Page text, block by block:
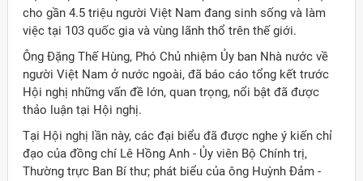
Việt Nam ở nước ngoài
cho gần 4.5 triệu người Việt Nam đang sinh sống và làm
việc tại 103 quốc gia và vùng lãnh thổ trên thế giới.
Ông Đặng Thế Hùng, Phó Chủ nhiệm Ủy ban Nhà nước về
người Việt Nam ở nước ngoài, đã báo cáo tổng kết trước
Hội nghị những vấn đề lớn, quan trọng, nổi bật đã được
thảo luận tại Hội nghị.
Tại Hội nghị lần này, các đại biểu đã được nghe ý kiến chỉ
đạo của đồng chí Lê Hồng Anh - Ủy viên Bộ Chính trị,
Thường trực Ban Bí thư; phát biểu của ông Huỳnh Đảm -